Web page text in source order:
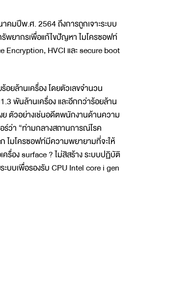
คมปีพ.ศ. 2564 ถึงการถูกเจาะระบบ
พยากรเพื่อแก้ไขปัญหา ไมโครซอฟท์
HVCI และ secure boot
ยล้านเครื่อง โดยตัวเลขจำนวน
พันล้านเครื่อง และอีกกว่าร้อยล้าน
ย ตัวอย่างเช่นอดีตพนักงานด้านความ
ร์ว่า “ท่ามกลางสถานการณ์โรค
ไมโครซอฟท์มีความพยายามที่จะให้
รื่อง surface ? ไม่สิสร้าง ระบบปฏิบัติ
ะบบเพื่อรองรับ CPU Intel core i gen